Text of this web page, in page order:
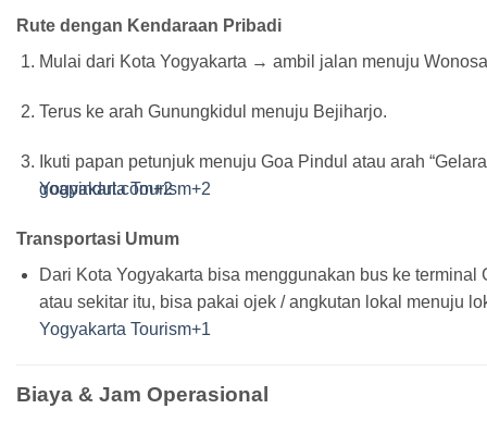
Rute dengan Kendaraan Pribadi
Mulai dari Kota Yogyakarta → ambil jalan menuju
Terus ke arah Gunungkidul menuju Bejiharjo.
Ikuti papan petunjuk menuju Goa Pindul atau arah
Yogyakarta Tourism+2
goapindul.com+2
Transportasi Umum
Dari Kota Yogyakarta bisa menggunakan bus ke
atau sekitar itu, bisa pakai ojek / angkutan lokal menuju
Yogyakarta Tourism+1
Biaya & Jam Operasional